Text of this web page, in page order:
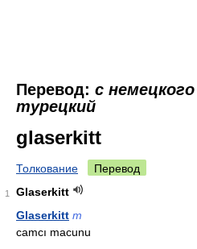
Перевод: с
турецкий
glaserkitt
Толкование Перевод
1
Glaserkitt
Glaserkitt m
camcı macunu